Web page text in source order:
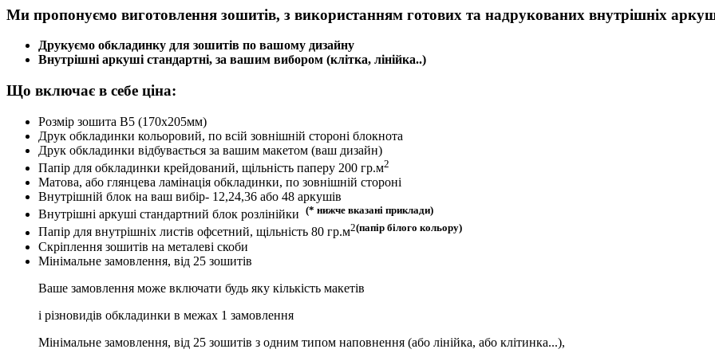
Ми пропонуємо виготовлення зошитів, з використанням готових та надрукованих внутрішніх
Друкуємо обкладинку для зошитів по вашому дизайну
Внутрішні аркуші стандартні, за вашим вибором (клітка, лінійка..)
Що включає в себе ціна:
Розмір зошита В5 (170х205мм)
Друк обкладинки кольоровий, по всій зовнішній стороні блокнота
Друк обкладинки відбувається за вашим макетом (ваш дизайн)
Папір для обкладинки крейдований, щільність паперу 200 гр.м2
Матова, або глянцева ламінація обкладинки, по зовнішній стороні
Внутрішній блок на ваш вибір- 12,24,36 або 48 аркушів
Внутрішні аркуші стандартний блок розлінійки (* нижче вказані приклади)
Папір для внутрішніх листів офсетний, щільність 80 гр.м2(папір білого кольору)
Скріплення зошитів на металеві скоби
Мінімальне замовлення, від 25 зошитів
Ваше замовлення може включати будь яку кількість макетів
і різновидів обкладинки в межах 1 замовлення
Мінімальне замовлення, від 25 зошитів з одним типом наповнення (або лінійка, або клітинка...),